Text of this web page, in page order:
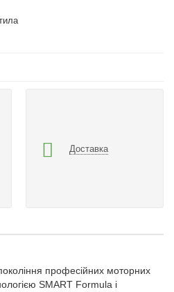
Доставка
професійних моторних
SMART Formula і